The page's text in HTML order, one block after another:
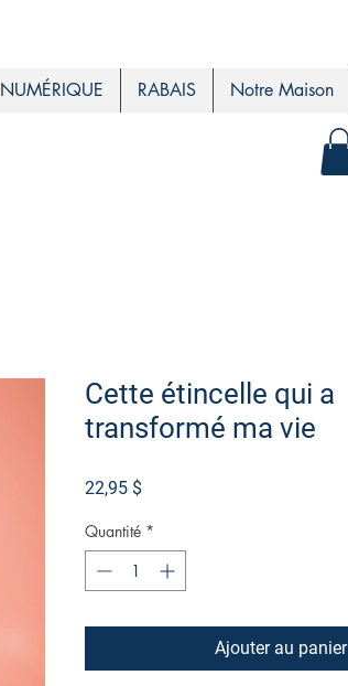
NUMÉRIQUE RABAIS Notre Maison
Cette étincelle qui a
transformé ma vie
22,95 $Prix
Quantité *
Ajouter au panier